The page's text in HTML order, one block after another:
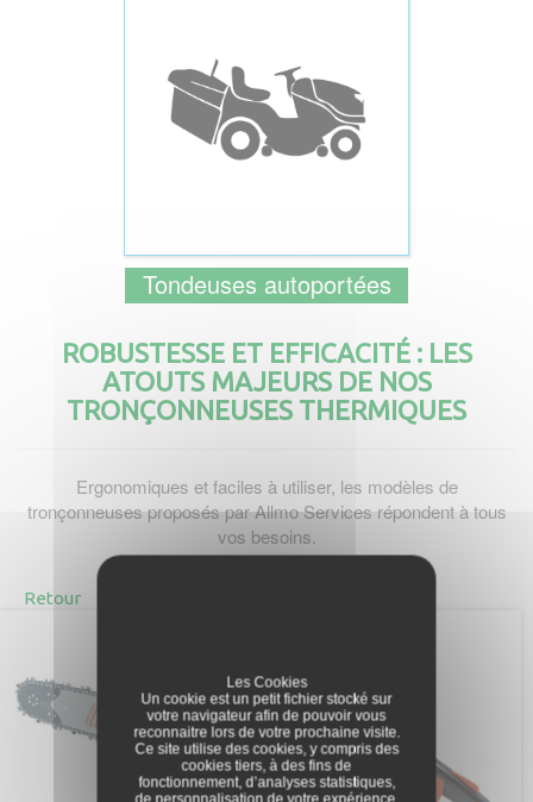
Tondeuses autoportées
ROBUSTESSE ET EFFICACITÉ : LES
ATOUTS MAJEURS DE NOS
TRONÇONNEUSES THERMIQUES
Ergonomiques et faciles à utiliser, les modèles de
tronçonneuses proposés par Allmo Services répondent à tous
vos besoins.
Retour
Les Cookies
Un cookie est un petit fichier stocké sur
votre navigateur afin de pouvoir vous
reconnaitre lors de votre prochaine visite.
Ce site utilise des cookies, y compris des
cookies tiers, à des fins de
fonctionnement, d’analyses statistiques,
de personnalisation de votre expérience,